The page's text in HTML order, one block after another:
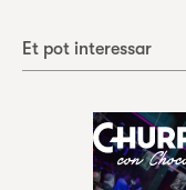
Et pot interessar